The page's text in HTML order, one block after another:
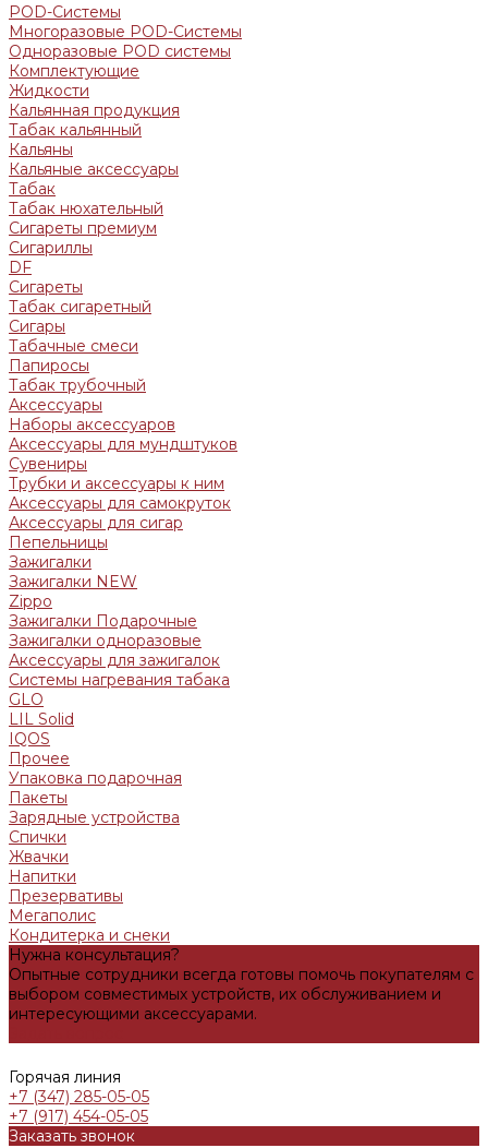
POD-Системы
Многоразовые POD-Системы
Одноразовые POD системы
Комплектующие
Жидкости
Кальянная продукция
Табак кальянный
Кальяны
Кальяные аксессуары
Табак
Табак нюхательный
Сигареты премиум
Сигариллы
DF
Сигареты
Табак сигаретный
Сигары
Табачные смеси
Папиросы
Табак трубочный
Аксессуары
Наборы аксессуаров
Аксессуары для мундштуков
Сувениры
Трубки и аксессуары к ним
Аксессуары для самокруток
Аксессуары для сигар
Пепельницы
Зажигалки
Зажигалки NEW
Zippo
Зажигалки Подарочные
Зажигалки одноразовые
Аксессуары для зажигалок
Системы нагревания табака
GLO
LIL Solid
IQOS
Прочее
Упаковка подарочная
Пакеты
Зарядные устройства
Спички
Жвачки
Напитки
Презервативы
Мегаполис
Кондитерка и снеки
Нужна консультация?
Опытные сотрудники всегда готовы помочь покупателям с
выбором совместимых устройств, их обслуживанием и
интересующими аксессуарами.
Горячая линия
+7 (347) 285-05-05
+7 (917) 454-05-05
Заказать звонок